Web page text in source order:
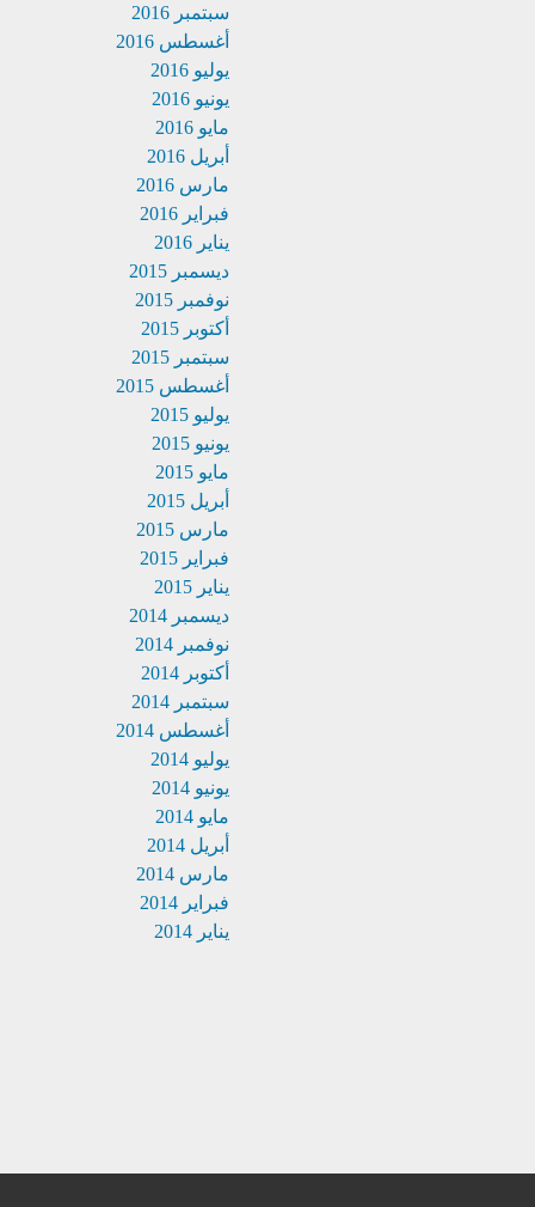
سبتمبر 2016
أغسطس 2016
يوليو 2016
يونيو 2016
مايو 2016
أبريل 2016
مارس 2016
فبراير 2016
يناير 2016
ديسمبر 2015
نوفمبر 2015
أكتوبر 2015
سبتمبر 2015
أغسطس 2015
يوليو 2015
يونيو 2015
مايو 2015
أبريل 2015
مارس 2015
فبراير 2015
يناير 2015
ديسمبر 2014
نوفمبر 2014
أكتوبر 2014
سبتمبر 2014
أغسطس 2014
يوليو 2014
يونيو 2014
مايو 2014
أبريل 2014
مارس 2014
فبراير 2014
يناير 2014